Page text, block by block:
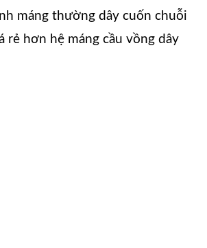
máng thường dây cuốn chuỗi
rẻ hơn hệ máng cầu vồng dây